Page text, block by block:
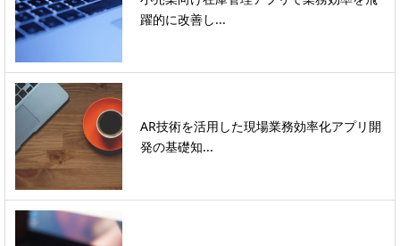
躍的に改善し...
AR技術を活用した現場業務効率化アプリ開
発の基礎知...